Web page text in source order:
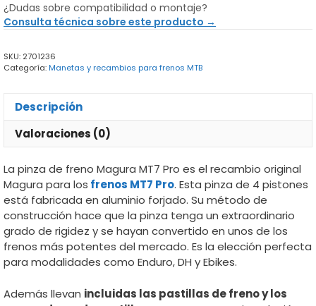
Magura
MT7
¿Dudas sobre compatibilidad o montaje?
Consulta técnica sobre este producto →
SKU: 2701236
Categoría:Manetas y recambios para frenos MTB
Descripción
Valoraciones (0)
La pinza de freno Magura MT7 Pro es el recambio original
Magura para los frenos MT7 Pro. Esta pinza de 4 pistones
está fabricada en aluminio forjado. Su método de
construcción hace que la pinza tenga un extraordinario
grado de rigidez y se hayan convertido en unos de los
frenos más potentes del mercado. Es la elección perfecta
para modalidades como Enduro, DH y Ebikes.
Además llevan incluidas las pastillas de freno y los